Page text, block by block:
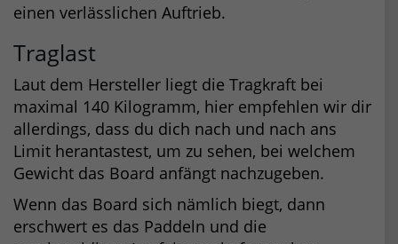
einen verlässlichen Auftrieb.
Traglast
Laut dem Hersteller liegt die Tragkraft bei
maximal 140 Kilogramm, hier empfehlen wir dir
allerdings, dass du dich nach und nach ans
Limit herantastest, um zu sehen, bei welchem
Gewicht das Board anfängt nachzugeben.
Wenn das Board sich nämlich biegt, dann
erschwert es das Paddeln und die